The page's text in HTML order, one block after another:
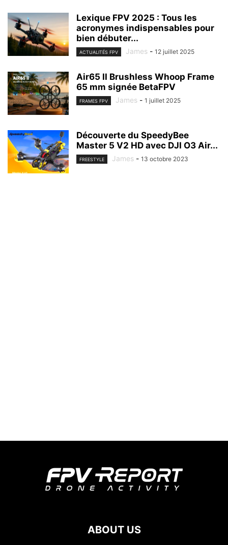
Lexique FPV 2025 : Tous les
acronymes indispensables pour
bien débuter...
ACTUALITÉS FPV James - 12 juillet 2025
Air65 II Brushless Whoop Frame
65 mm signée BetaFPV
FRAMES FPV James - 1 juillet 2025
Découverte du SpeedyBee
Master 5 V2 HD avec DJI O3 Air...
FREESTYLE James - 13 octobre 2023
ABOUT US